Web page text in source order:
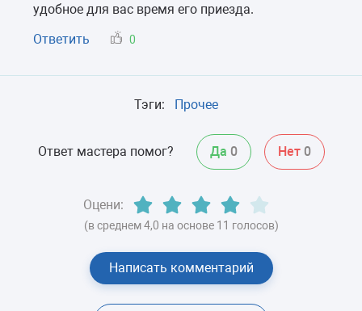
удобное для вас время его приезда.
Ответить
0
Тэги: Прочее
Ответ мастера помог? Да 0 Нет 0
Оцени:
(в среднем 4,0 на основе 11 голосов)
Написать комментарий